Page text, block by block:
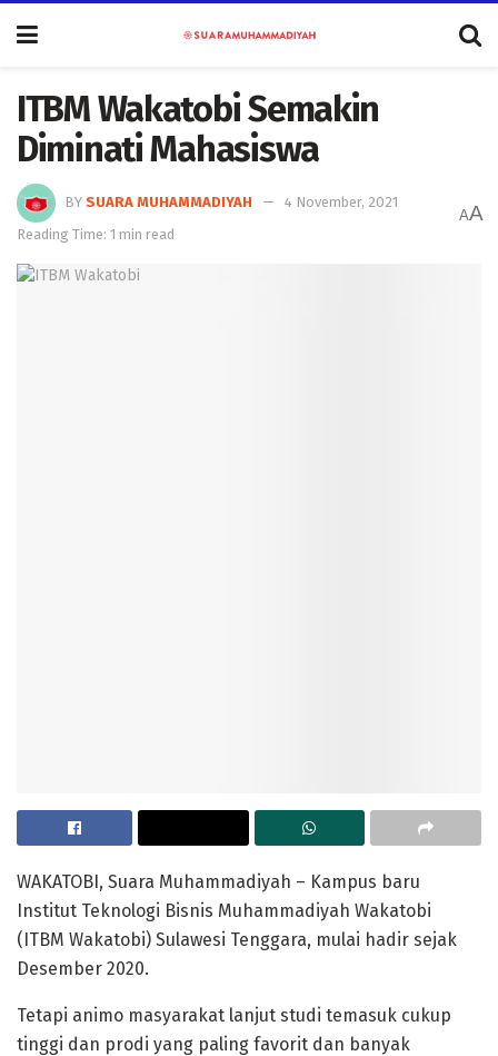
ITBM Wakatobi Semakin
Diminati Mahasiswa
BY SUARA MUHAMMADIYAH
4 November, 2021
Reading Time: 1 min read
AA
WAKATOBI, Suara Muhammadiyah – Kampus baru
Institut Teknologi Bisnis Muhammadiyah Wakatobi
(ITBM Wakatobi) Sulawesi Tenggara, mulai hadir sejak
Desember 2020.
Tetapi animo masyarakat lanjut studi temasuk cukup
tinggi dan prodi yang paling favorit dan banyak